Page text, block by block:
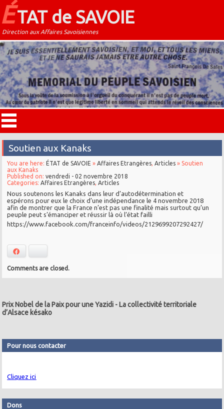
ÉTAT de SAVOIE
Direction aux Affaires Savoisiennes
Soutien aux Kanaks
You are here: ÉTAT de SAVOIE »Affaires Etrangères,Articles » Soutien
aux Kanaks
Published on:vendredi - 02 novembre 2018
Categories:Affaires Etrangères,Articles
Nous soutenons les Kanaks dans leur d’autodétermination et
espérons pour eux le choix d’une indépendance le 4 novembre 2018
afin de montrer que la France n’est pas une finalité mais surtout qu’un
peuple peut s’émanciper et réussir là où l’état failli
https://www.facebook.com/franceinfo/videos/2129699207292427/
Comments are closed.
Prix Nobel de la Paix pour une Yazidi - La collectivité territoriale
d’Alsace késako
Pour nous contacter
Cliquez ici
Dons